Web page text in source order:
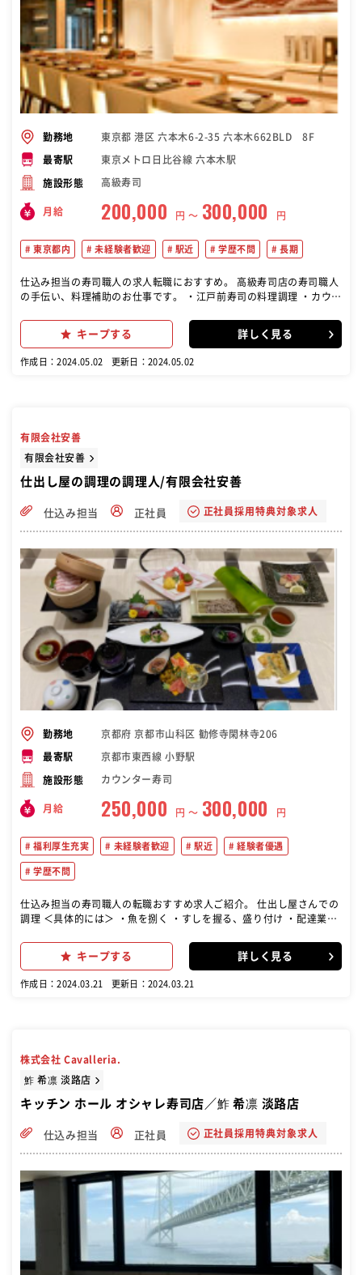
勤務地 東京都 港区 六本木6-2-35 六本木662BLD 8F
最寄駅 東京メトロ日比谷線 六本木駅
施設形態 高級寿司
月給 200,000 円 〜 300,000 円
東京都内 未経験者歓迎 駅近 学歴不問 長期
仕込み担当の寿司職人の求人転職におすすめ。 高級寿司店の寿司職人
の手伝い、料理補助のお仕事です。 ・江戸前寿司の料理調理 ・カウン
歩1分の好立地にある高級寿司店 鯛良にて寿司職人の手伝い、料理補
助を募集しています！ ゆったりとしたカウンター席と離れの個室があ
をしていただきます。 寿司店はお客さまとのコミュニケーションも重
キープする 詳しく見る
作成日：2024.05.02 更新日：2024.05.02
有限会社安善
有限会社安善
仕出し屋の調理の調理人/有限会社安善
仕込み担当 正社員 正社員採用特典対象求人
勤務地 京都府 京都市山科区 勧修寺閑林寺206
最寄駅 京都市東西線 小野駅
施設形態 カウンター寿司
月給 250,000 円 〜 300,000 円
福利厚生充実 未経験者歓迎 駅近 経験者優遇
学歴不問
仕込み担当の寿司職人の転職おすすめ求人ご紹介。 仕出し屋さんでの
調理 ＜具体的には＞ ・魚を捌く ・すしを握る、盛り付け ・配達業務
キープする 詳しく見る
作成日：2024.03.21 更新日：2024.03.21
株式会社 Cavalleria.
鮓 希凛 淡路店
キッチン ホール オシャレ寿司店／鮓 希凛 淡路店
仕込み担当 正社員 正社員採用特典対象求人